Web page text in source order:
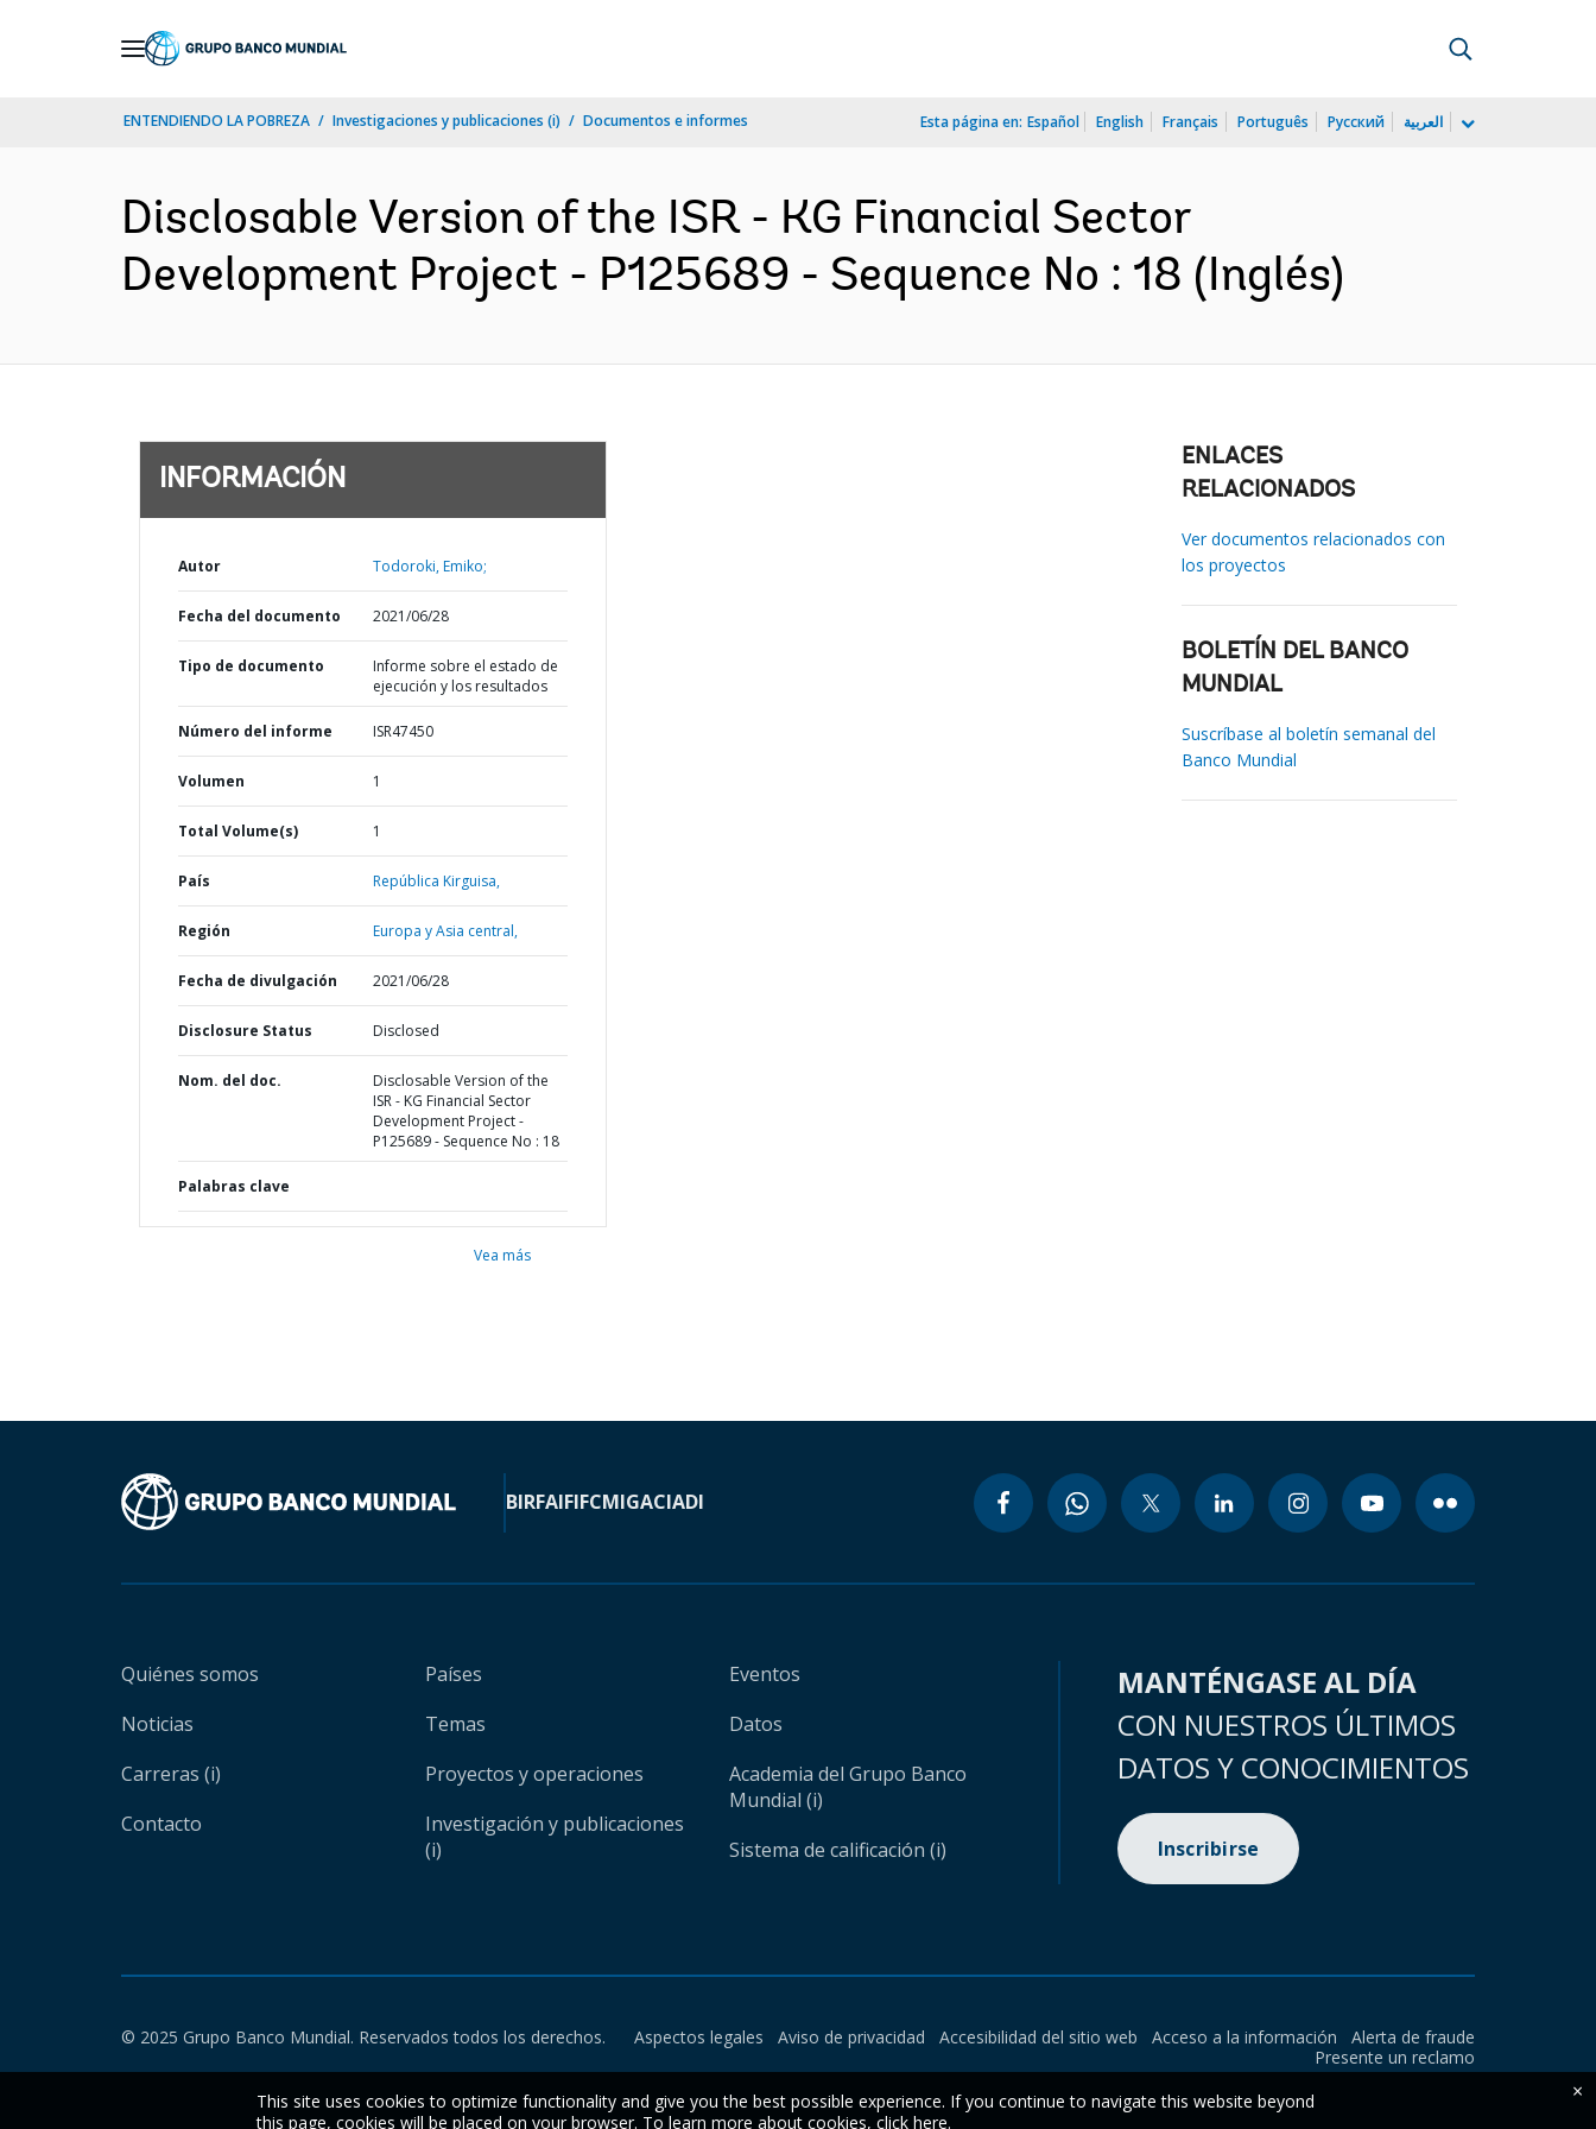
ENTENDIENDO LA POBREZA Investigaciones y publicaciones (i) Documentos e informes Esta página en: Español English Français Português Русский العربية
Disclosable Version of the ISR - KG Financial Sector
Development Project - P125689 - Sequence No : 18 (Inglés)
INFORMACIÓN
Autor Todoroki, Emiko;
Fecha del documento 2021/06/28
Tipo de documento
Informe sobre el estado de
ejecución y los resultados
Número del informe ISR47450
Volumen 1
Total Volume(s) 1
País República Kirguisa,
Región Europa y Asia central,
Fecha de divulgación 2021/06/28
Disclosure Status Disclosed
Nom. del doc.
Disclosable Version of the
ISR - KG Financial Sector
Development Project -
P125689 - Sequence No : 18
Palabras clave
Vea más
ENLACES
RELACIONADOS
Ver documentos relacionados con
los proyectos
BOLETÍN DEL BANCO
MUNDIAL
Suscríbase al boletín semanal del
Banco Mundial
BIRFAIFIFCMIGACIADI
Quiénes somos
Noticias
Carreras (i)
Contacto
Países
Temas
Proyectos y operaciones
Investigación y publicaciones
(i)
Eventos
Datos
Academia del Grupo Banco
Mundial (i)
Sistema de calificación (i)
MANTÉNGASE AL DÍA
CON NUESTROS ÚLTIMOS
DATOS Y CONOCIMIENTOS
Inscribirse
© 2025 Grupo Banco Mundial. Reservados todos los derechos. Aspectos legales Aviso de privacidad Accesibilidad del sitio web Acceso a la información
Alerta de fraude
Presente un reclamo
This site uses cookies to optimize functionality and give you the best possible experience. If you continue to navigate this website beyond
this page, cookies will be placed on your browser. To learn more about cookies, click here.
×